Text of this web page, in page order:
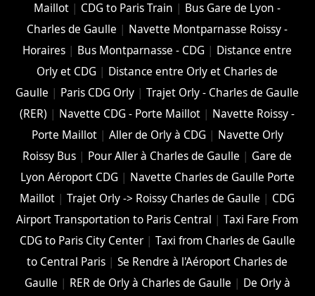
Maillot | CDG to Paris Train | Bus Gare de Lyon -
Charles de Gaulle | Navette Montparnasse Roissy -
Horaires | Bus Montparnasse - CDG | Distance entre
Orly et CDG | Distance entre Orly et Charles de
Gaulle | Paris CDG Orly |Trajet Orly - Charles de Gaulle
(RER) | Navette CDG - Porte Maillot | Navette Roissy -
Porte Maillot| Aller de Orly à CDG | Navette Orly
Roissy Bus | Pour Aller à Charles de Gaulle | Gare de
Lyon Aéroport CDG | Navette Charles de Gaulle Porte
Maillot |Trajet Orly -> Roissy Charles de Gaulle | CDG
Airport Transportation to Paris Central |Taxi Fare From
CDG to Paris City Center| Taxi from Charles de Gaulle
to Central Paris |Se Rendre à l'Aéroport Charles de
Gaulle | RER de Orly à Charles de Gaulle | De Orly à